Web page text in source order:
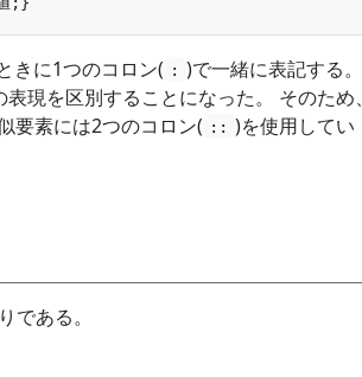
きに1つのコロン( : )で一緒に表記する。
現を区別することになった。 そのため、
要素には2つのコロン( :: )を使用してい
である。